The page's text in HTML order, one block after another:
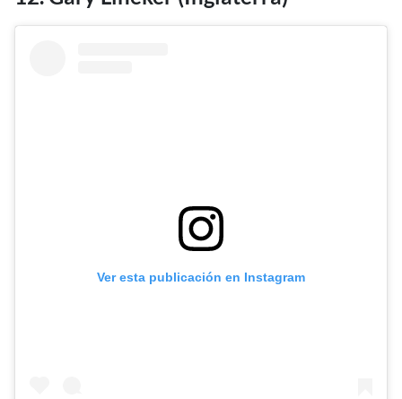
Ver esta publicación en Instagram